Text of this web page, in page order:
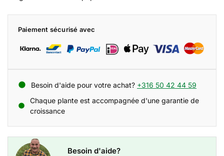
Paiement sécurisé avec
Besoin d'aide pour votre achat? +316 50 42 44 59
Chaque plante est accompagnée d'une garantie de
croissance
Besoin d'aide?